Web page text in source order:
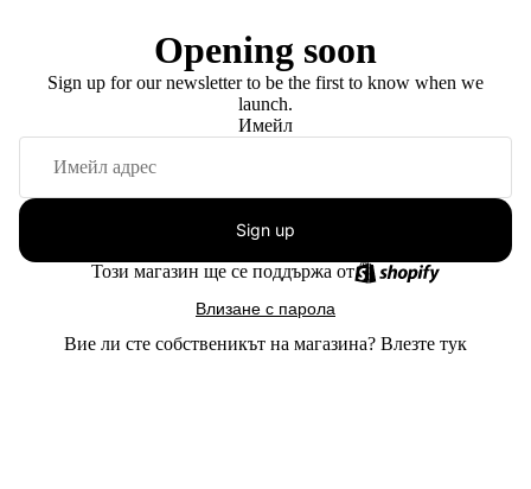
Opening soon
Sign up for our newsletter to be the first to know when we
launch.
Имейл
Sign up
Този магазин ще се поддържа от
Влизане с парола
Вие ли сте собственикът на магазина? Влезте тук